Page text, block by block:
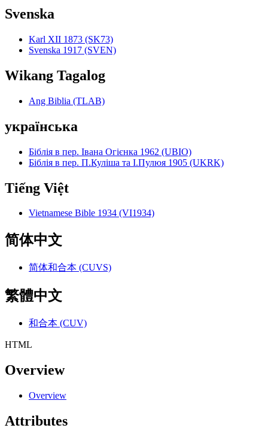
Svenska
Karl XII 1873 (SK73)
Svenska 1917 (SVEN)
Wikang Tagalog
Ang Biblia (TLAB)
українська
Біблія в пер. Івана Огієнка 1962 (UBIO)
Біблія в пер. П.Куліша та І.Пулюя 1905 (UKRK)
Tiếng Việt
Vietnamese Bible 1934 (VI1934)
简体中文
简体和合本 (CUVS)
繁體中文
和合本 (CUV)
HTML
Overview
Overview
Attributes